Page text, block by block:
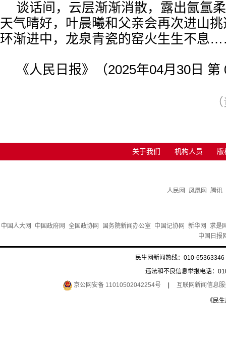
谈话间，云层渐渐消散，露出氤氲
天气晴好，叶晨曦和父亲会再次进山
环渐进中，龙泉青瓷的窑火生生不息
《人民日报》（2025年04月30日 第
关于我们 机构人员 版
人民网 凤凰网 腾讯
中国人大网 中国政府网 全国政协网 国务院新闻办公室 中国记协网 新华网
求是
中国日报
民生网新闻热线：010-
违法和不良信息举报电话：
京公网安备 11010502042254号
互联网新闻信息
《民